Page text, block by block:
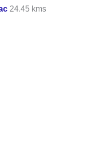
24.45 kms